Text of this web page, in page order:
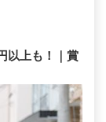
以上も！｜賞